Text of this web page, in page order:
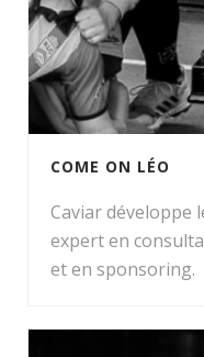
COME ON LÉO
Caviar développe
expert en
et en sponsoring.